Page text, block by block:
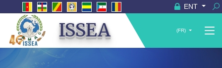
ENT
ISSEA (FR)